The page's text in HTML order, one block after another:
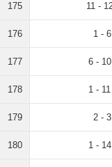
175 11 -
176 1 -
177 6 -
178 1 -
179 2 -
180 1 -